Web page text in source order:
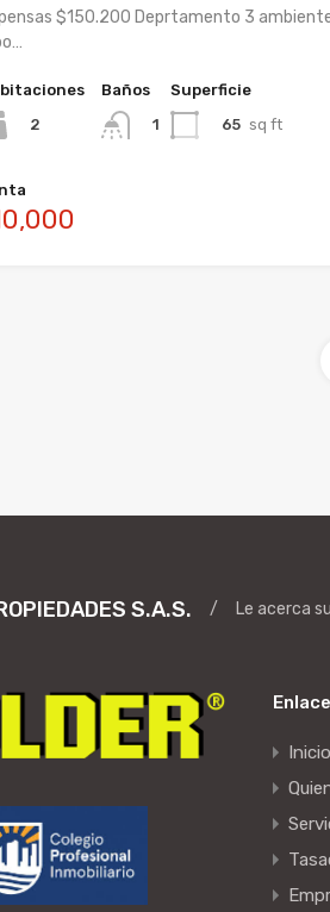
$150.200 Deprtamento 3
2
Baños
1
Superficie
65 sq ft
S.A.S. / Le acerca
Inicio